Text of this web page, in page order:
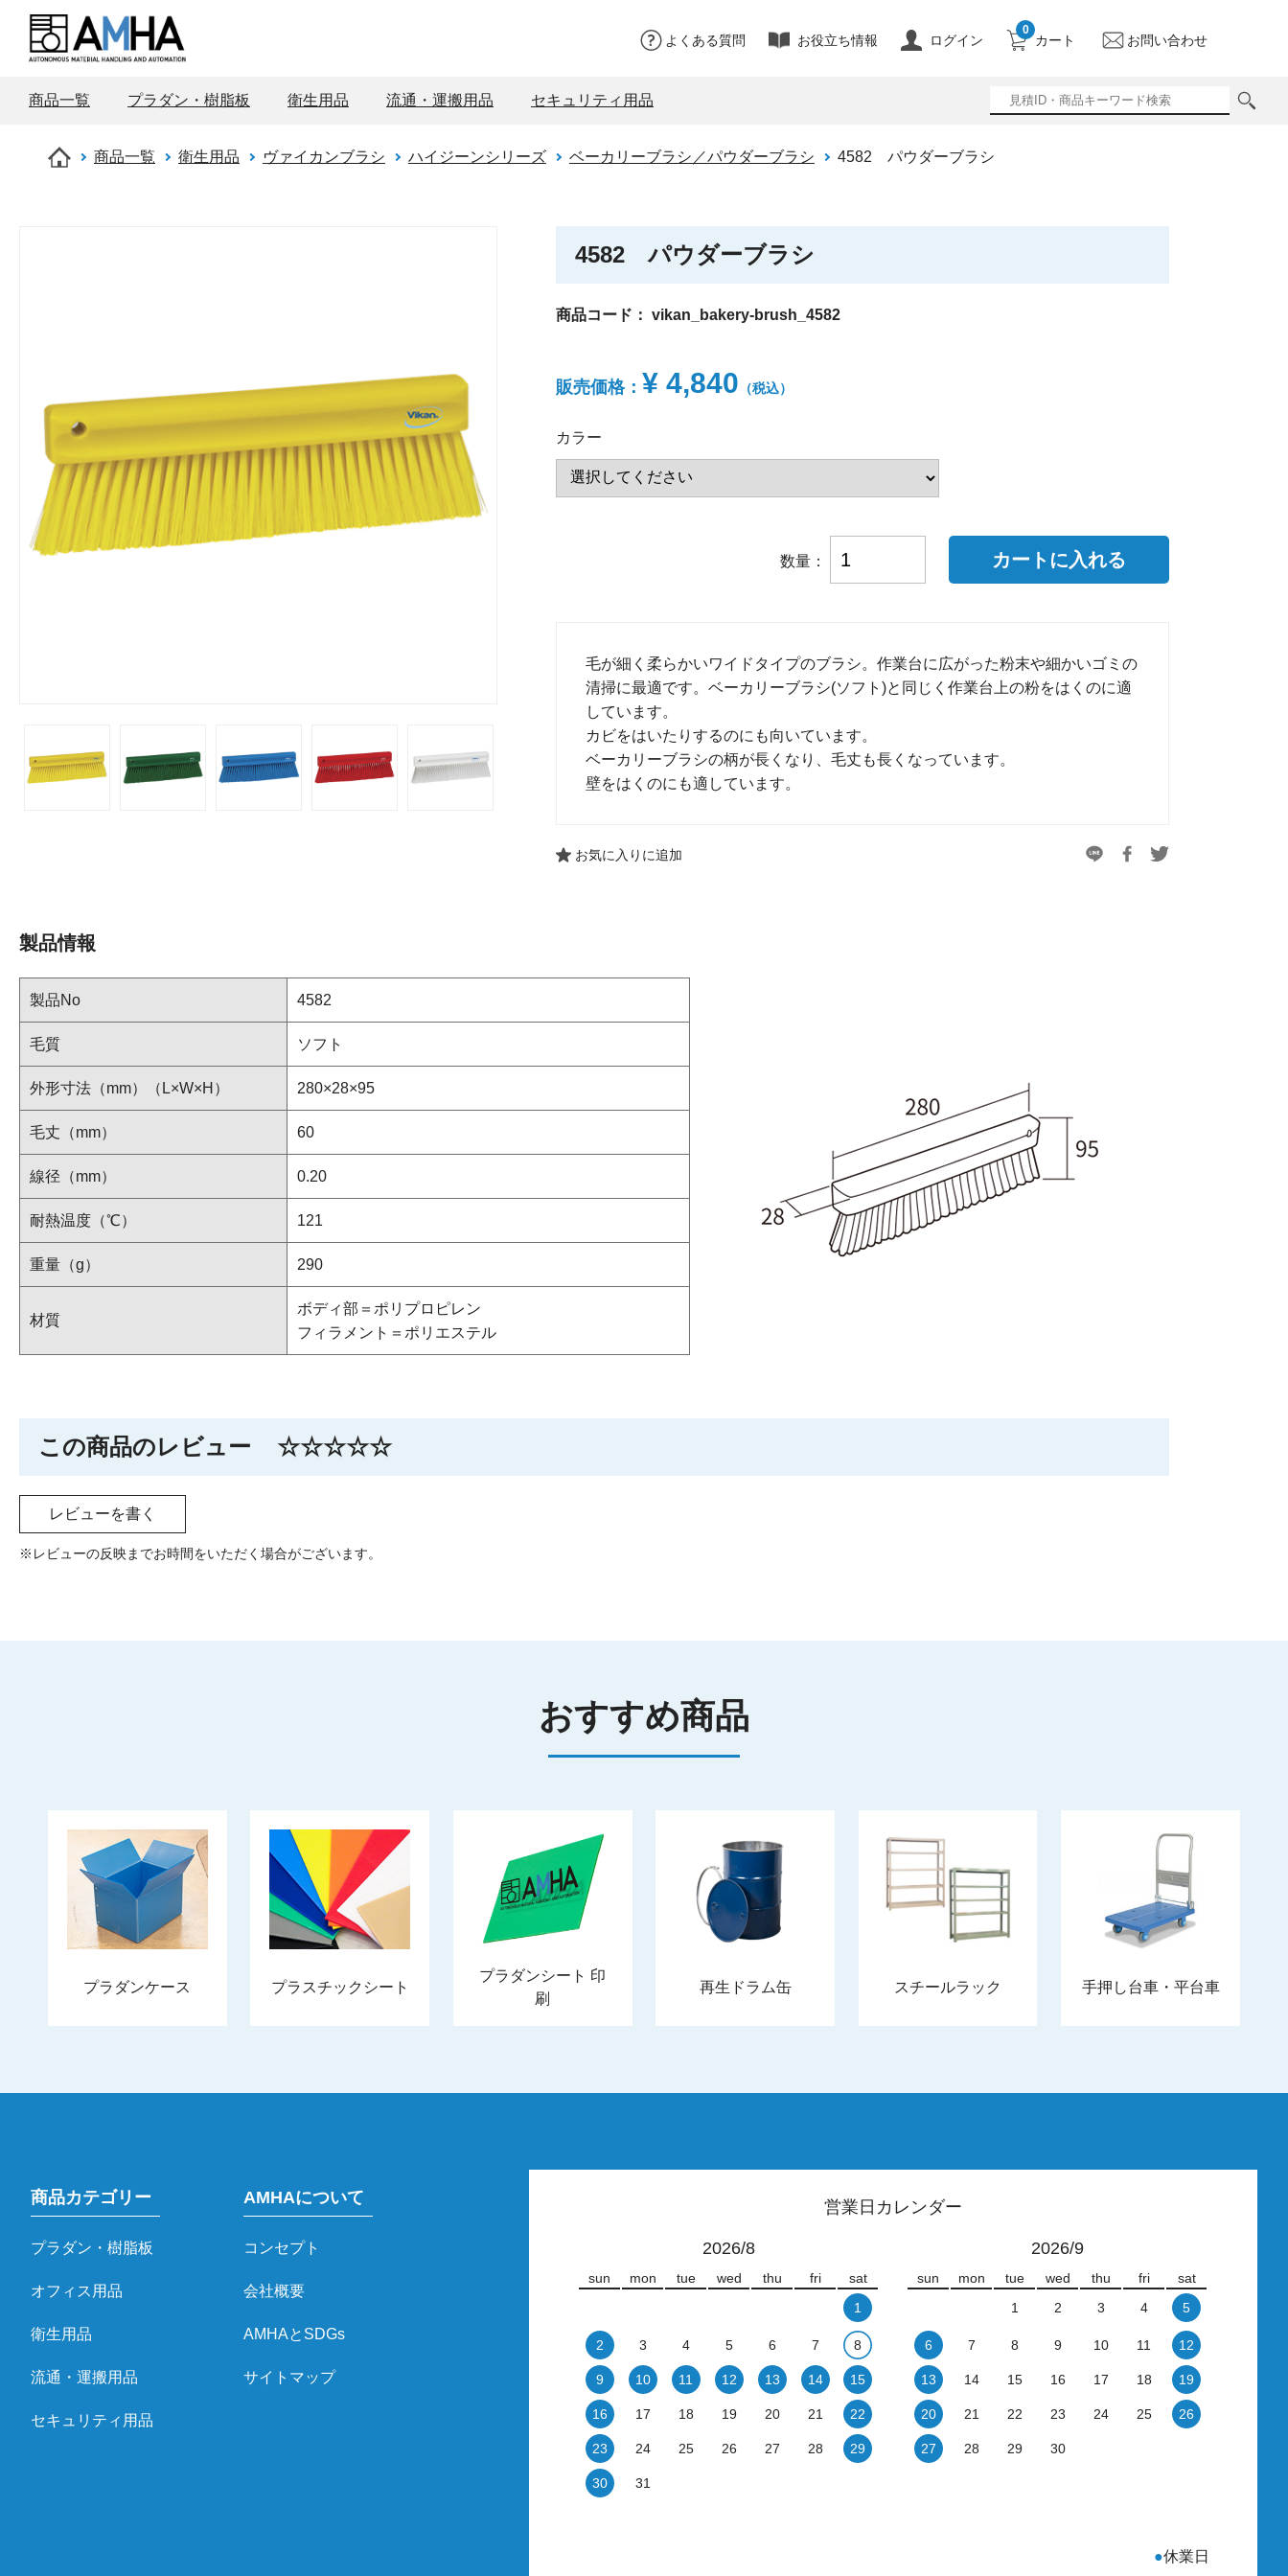
よくある質問 お役立ち情報 ログイン カート
0
お問い合わせ
商品一覧 プラダン・樹脂板 衛生用品 流通・運搬用品 セキュリティ用品
商品一覧 衛生用品 ヴァイカンブラシ ハイジーンシリーズ ベーカリーブラシ／パウダーブラシ 4582 パウダーブラシ
4582 パウダーブラシ
商品コード：vikan_bakery-brush_4582
販売価格： ¥ 4,840 （税込）
カラー
数量：
毛が細く柔らかいワイドタイプのブラシ。作業台に広がった粉末や細かいゴミの
清掃に最適です。ベーカリーブラシ(ソフト)と同じく作業台上の粉をはくのに適
しています。
カビをはいたりするのにも向いています。
ベーカリーブラシの柄が長くなり、毛丈も長くなっています。
壁をはくのにも適しています。
お気に入りに追加
製品情報
製品No 4582
毛質 ソフト
外形寸法（mm）（L×W×H） 280×28×95
毛丈（mm） 60
線径（mm） 0.20
耐熱温度（℃） 121
重量（g） 290
材質
ボディ部＝ポリプロピレン
フィラメント＝ポリエステル
この商品のレビュー ☆☆☆☆☆
レビューを書く
※レビューの反映までお時間をいただく場合がございます。
おすすめ商品
プラダンケース プラスチックシート
プラダンシート 印
刷
再生ドラム缶 スチールラック 手押し台車・平台車
商品カテゴリー
プラダン・樹脂板
オフィス用品
衛生用品
流通・運搬用品
セキュリティ用品
AMHAについて
コンセプト
会社概要
AMHAとSDGs
サイトマップ
営業日カレンダー
2026/8
sun mon tue wed thu fri
sat
1
2 3 4 5 6 7 8
9 10 11 12 13 14 15
16 17 18 19 20 21 22
23 24 25 26 27 28 29
30 31
2026/9
sun mon tue wed thu fri
sat
1
2 3 4 5
6 7 8 9 10 11 12
13 14 15 16 17 18 19
20 21 22 23 24 25 26
27 28 29 30
●休業日